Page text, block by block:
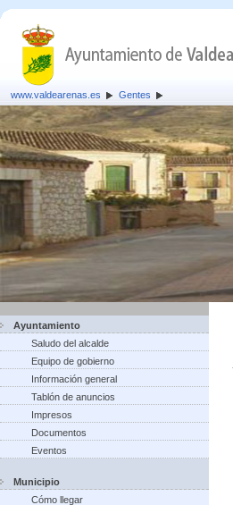
www.valdearenas.es Gentes
Ayuntamiento
Saludo del alcalde
Equipo de gobierno
Información general
Tablón de anuncios
Impresos
Documentos
Eventos
Municipio
Cómo llegar